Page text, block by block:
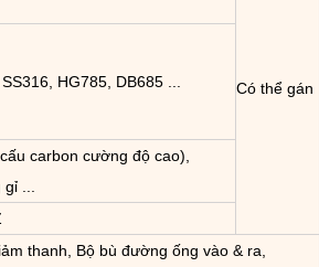
Có thể gán
HG785, DB685 ...
carbon cường độ cao),
...
thanh, Bộ bù đường ống vào & ra,